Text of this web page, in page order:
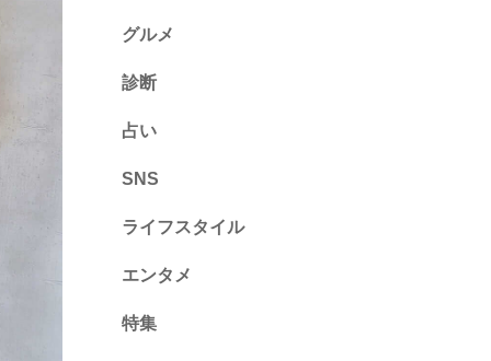
ネイル
グルメ
診断
診断
占い
心理テスト
SNS
ライフスタイル
推し活
カルチャー・暮らし
エンタメ
特集